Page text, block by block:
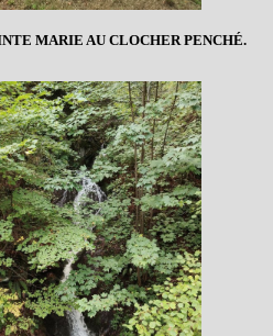
MARIE AU CLOCHER PENCHÉ.